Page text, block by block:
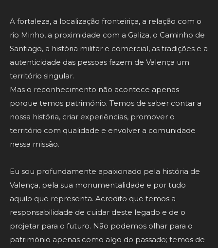
A fortaleza, a localização fronteiriça, a relação com o
rio Minho, a proximidade com a Galiza, o Caminho de
Santiago, a história militar e comercial, as tradições e a
autenticidade das pessoas fazem de Valença um
território singular.
Mas o reconhecimento não acontece apenas
porque temos património. Temos de saber contar a
nossa história, criar experiências, promover o
território com qualidade e envolver a comunidade
nessa missão.
Eu sou profundamente apaixonado pela história de
Valença, pela sua monumentalidade e por tudo
aquilo que representa. Acredito que temos a
responsabilidade de cuidar deste legado e de o
projetar para o futuro. Não podemos olhar para o
património apenas como algo do passado; temos de